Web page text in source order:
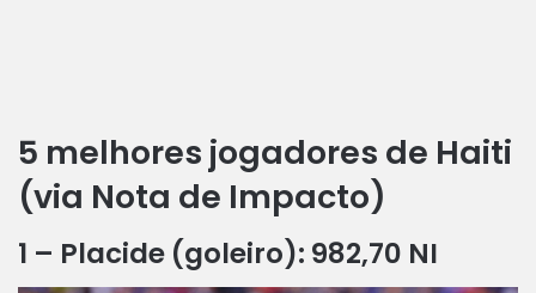
5 melhores jogadores de Haiti
(via Nota de Impacto)
1 – Placide (goleiro): 982,70 NI